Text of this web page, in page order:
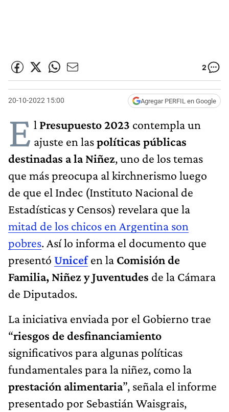
2
20-10-2022 15:00 Agregar PERFIL en Google
E l Presupuesto 2023 contempla un
ajuste en laspolíticas públicas
destinadas a la Niñez, uno de los temas
que más preocupa al kirchnerismo luego
de que el Indec (Instituto Nacional de
Estadísticas y Censos) revelara que la
mitad de los chicos en Argentina son
pobres. Así lo informa el documento que
presentó Unicefen la Comisión de
Familia, Niñez y Juventudes de la Cámara
de Diputados.
La iniciativa enviada por el Gobierno trae
“riesgos de desfinanciamiento
significativos para algunas políticas
fundamentales para la niñez, como la
prestación alimentaria”, señala el informe
presentado por Sebastián Waisgrais,